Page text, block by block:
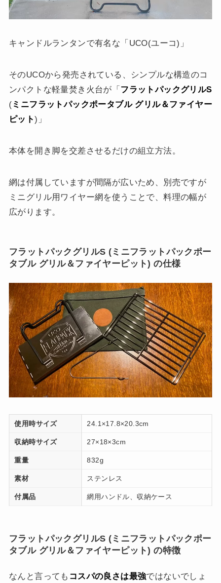
キャンドルランタンで有名な「UCO(ユーコ)」
そのUCOから発売されている、シンプルな構造のコ
ンパクトな軽量焚き火台が「 フラットパックグリルS
( ミニフラットパックポータブル グリル＆ファイヤー
ピット)」
本体を開き脚を交差させるだけの組立方法。
網は付属していますが間隔が広いため、別売ですが
ミニグリル用ワイヤー網を使うことで、料理の幅が
広がります。
フラットパックグリルS (ミニフラットパックポー
タブル グリル＆ファイヤーピット) の仕様
使用時サイズ 24.1×17.8×20.3cm
収納時サイズ 27×18×3cm
重量 832g
素材 ステンレス
付属品 網用ハンドル、収納ケース
フラットパックグリルS ( ミニフラットパックポー
タブル グリル＆ファイヤーピット) の特徴
なんと言っても コスパの良さは最強ではないでしょ